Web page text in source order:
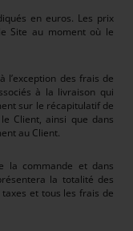
en euros. Les prix
Site au moment où le
l’exception des frais de
à la livraison qui
sur le récapitulatif de
Client, ainsi que dans
au Client.
la commande et dans
la totalité des
et tous les frais de